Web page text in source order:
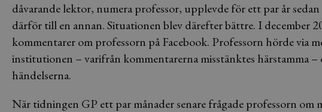
dåvarande lektor, numera professor, upplevde för ett par år
därför till en annan. Situationen blev därefter bättre. I december
kommentarer om professorn på Facebook. Professorn hörde via
institutionen – varifrån kommentarerna misstänktes härstamma
händelserna.
När tidningen GP ett par månader senare frågade professorn